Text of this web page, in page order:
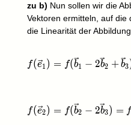
zu b) Nun sollen wir die
Vektoren ermitteln, auf
die Linearität der
f(\vec e_1)=f(\vec
f(e1 ) = f(b1 − 2b2 + b3
f(\vec e_2)=f(\vec
f(e2) = f(b2 − 2b3) = f